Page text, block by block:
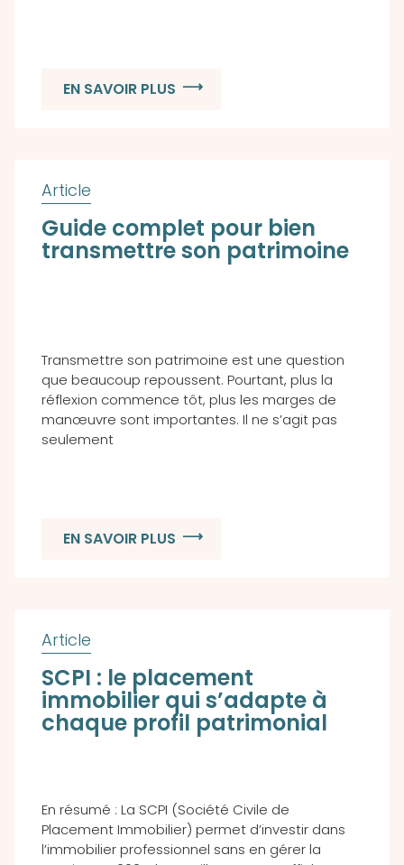
EN SAVOIR PLUS
Guide complet pour bien
transmettre son patrimoine
Transmettre son patrimoine est une question
que beaucoup repoussent. Pourtant, plus la
réflexion commence tôt, plus les marges de
manœuvre sont importantes. Il ne s’agit pas
seulement
EN SAVOIR PLUS
SCPI : le placement
immobilier qui s’adapte à
chaque profil patrimonial
En résumé : La SCPI (Société Civile de
Placement Immobilier) permet d’investir dans
l’immobilier professionnel sans en gérer la